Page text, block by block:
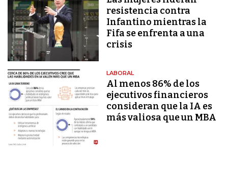
resistencia contra
Infantino mientras la
Fifa se enfrenta a una
crisis
LABORAL
Al menos 86% de los
ejecutivos financieros
consideran que la IA es
más valiosa que un MBA